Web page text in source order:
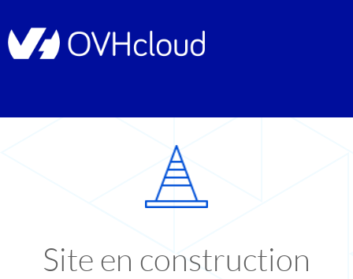
Site en construction